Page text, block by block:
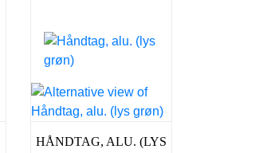
HÅNDTAG, ALU. (LYS